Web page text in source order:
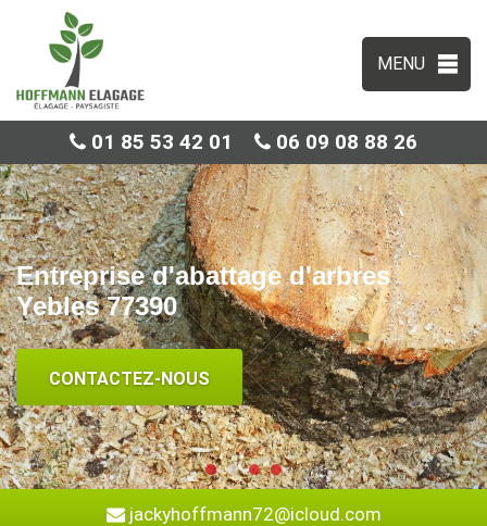
MENU
01 85 53 42 01 06 09 08 88 26
Entreprise d'abattage d'arbres
Yebles 77390
CONTACTEZ-NOUS
jackyhoffmann72@icloud.com